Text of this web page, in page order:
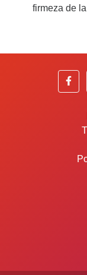
firmeza de